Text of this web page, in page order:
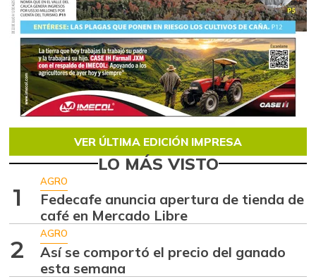
VER ÚLTIMA EDICIÓN IMPRESA
LO MÁS VISTO
1
AGRO
Fedecafe anuncia apertura de tienda de
café en Mercado Libre
2
AGRO
Así se comportó el precio del ganado
esta semana